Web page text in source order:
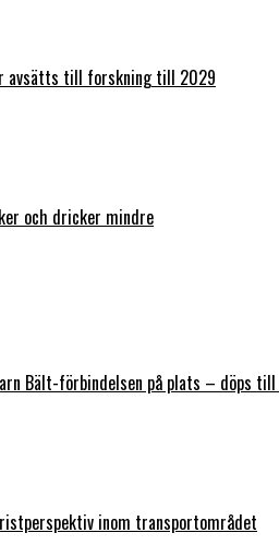
avsätts till forskning till 2029
och dricker mindre
Bält-förbindelsen på plats – döps till
inom transportområdet